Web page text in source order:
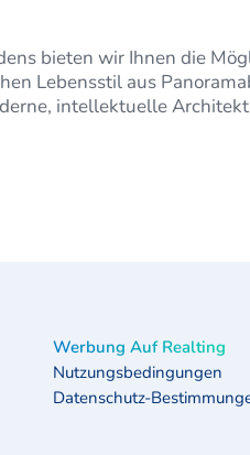
bieten wir Ihnen die
Lebensstil aus
intellektuelle
Werbung Auf Realting
Nutzungsbedingungen
Datenschutz-